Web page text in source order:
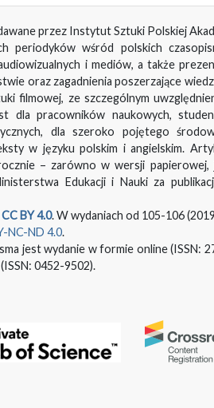
przez Instytut Sztuki Polskiej
periodyków wśród polskich
i mediów, a także
oraz zagadnienia poszerzające
filmowej, ze szczególnym
dla pracowników naukowych,
dla szeroko pojętego
w języku polskim i angielskim.
– zarówno w wersji papierowej,
Edukacji i Nauki za
CC BY 4.0. W wydaniach od 105-106
NC-ND 4.0.
jest wydanie w formie online (ISSN:
0452-9502).